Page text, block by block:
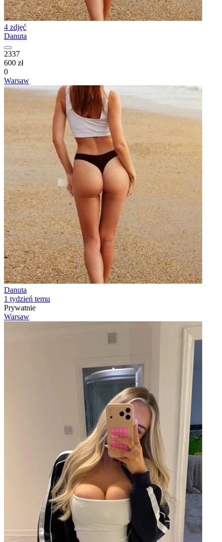
4 zdjęć
Danuta
2337
600 zł
0
Warsaw
Danuta
1 tydzień temu
Prywatnie
Warsaw